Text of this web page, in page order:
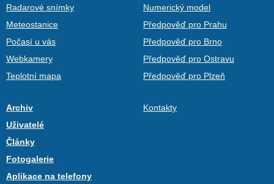
Radarové snímky
Meteostanice
Počasí u vás
Webkamery
Teplotní mapa
Numerický model
Předpověď pro Prahu
Předpověď pro Brno
Předpověď pro Ostravu
Předpověď pro Plzeň
Archiv
Uživatelé
Články
Fotogalerie
Aplikace na telefony
Kontakty